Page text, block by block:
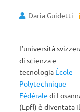
Daria Guidetti
L’università
di scienza e
tecnologia École
Polytechnique
Fédérale di
(Epfl) è diventata il